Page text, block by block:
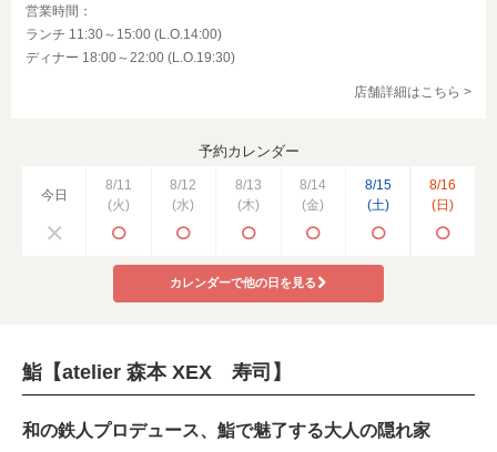
営業時間：
ランチ 11:30～15:00 (L.O.14:00)
ディナー 18:00～22:00 (L.O.19:30)
店舗詳細はこちら >
予約カレンダー
今日
8/11
(火)
8/12
(水)
8/13
(木)
8/14
(金)
8/15
(土)
8/16
(日)
カレンダーで他の日を見る
鮨【atelier 森本 XEX 寿司】
和の鉄人プロデュース、鮨で魅了する大人の隠れ家